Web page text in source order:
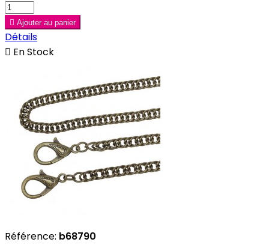
 Ajouter au panier
Détails
 En Stock
Référence: b68790